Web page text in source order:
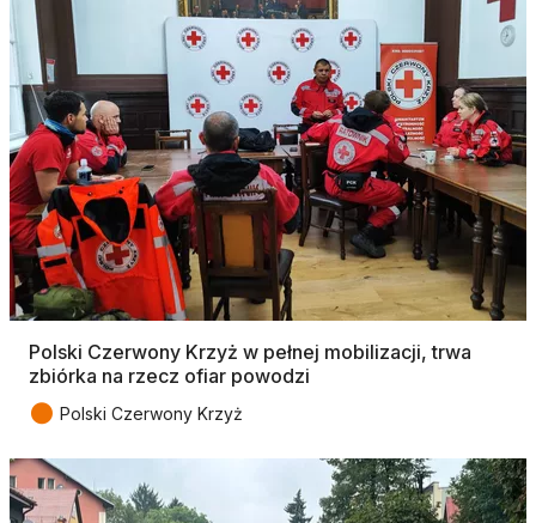
Polski Czerwony Krzyż w pełnej mobilizacji, trwa
zbiórka na rzecz ofiar powodzi
● Polski Czerwony Krzyż